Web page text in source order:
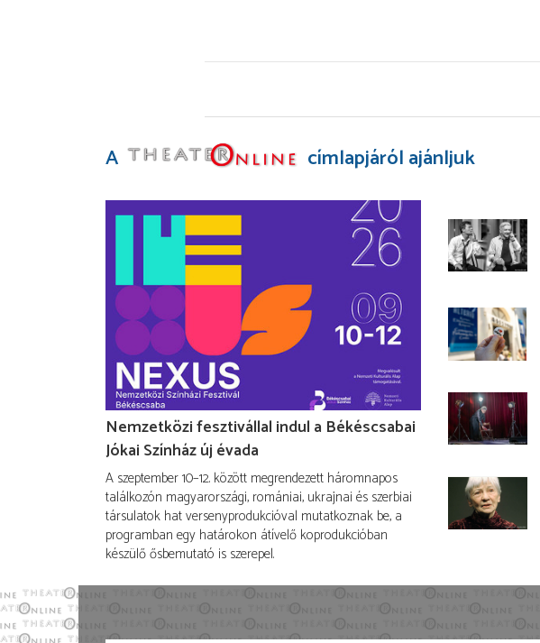
A címlapjáról ajánljuk
Nemzetközi fesztivállal indul a Békéscsabai
Jókai Színház új évada
A szeptember 10–12. között megrendezett háromnapos
találkozón magyarországi, romániai, ukrajnai és szerbiai
társulatok hat versenyprodukcióval mutatkoznak be, a
programban egy határokon átívelő koprodukcióban
készülő ősbemutató is szerepel.